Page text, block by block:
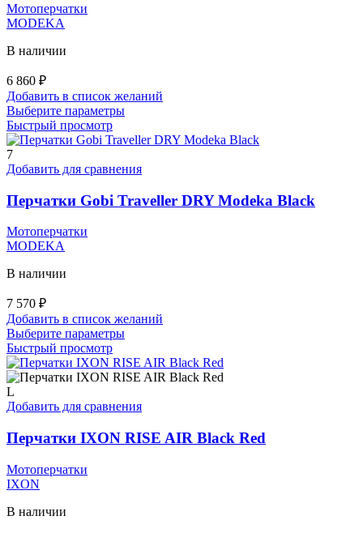
Мотоперчатки
MODEKA
В наличии
6 860 ₽
Добавить в список желаний
Выберите параметрыЭтот
имеет
вариаций.
можно
выбрать
Быстрый просмотр
7
Добавить для сравнения
Перчатки Gobi Traveller DRY Modeka Black
Мотоперчатки
MODEKA
В наличии
7 570 ₽
Добавить в список желаний
Выберите параметрыЭтот
имеет
несколько
Опции
выбрать
на
Быстрый просмотр
L
Добавить для сравнения
Перчатки IXON RISE AIR Black Red
Мотоперчатки
IXON
В наличии